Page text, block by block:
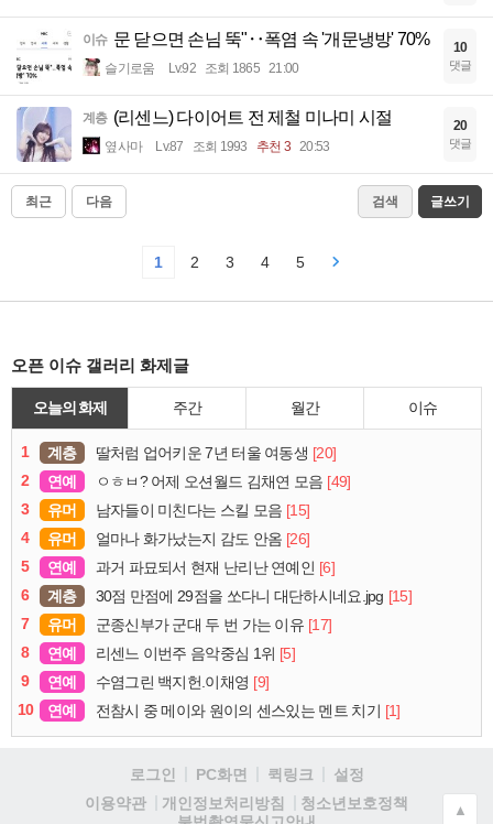
이슈 문 닫으면 손님 뚝"‥폭염 속 '개문냉방' 70%
슬기로움 Lv.92 조회 1865 21:00
10
댓글
계층 (리센느) 다이어트 전 제철 미나미 시절
옆사마 Lv.87 조회 1993 추천 3 20:53
20
댓글
최근 다음 검색 글쓰기
1 2 3 4 5
오픈 이슈 갤러리 화제글
오늘의 화제 주간 월간 이슈
1 계층 딸처럼 업어키운 7년 터울 여동생 [20]
2
연예 ㅇㅎㅂ? 어제 오션월드 김채연 모음 [49]
3
유머 남자들이 미친다는 스킬 모음 [15]
4
유머 얼마나 화가났는지 감도 안옴 [26]
5
연예 과거 파묘되서 현재 난리난 연예인 [6]
6
계층 30점 만점에 29점을 쏘다니 대단하시네요.jpg [15]
7
유머 군종신부가 군대 두 번 가는 이유 [17]
8
연예 리센느 이번주 음악중심 1위 [5]
9
연예 수염그린 백지헌.이채영 [9]
10
연예 전참시 중 메이와 원이의 센스있는 멘트 치기 [1]
로그인 PC화면 퀵링크
설정
이용약관
개인정보처리방침
청소년보호정책
▲